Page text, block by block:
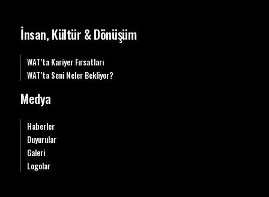
İnsan, Kültür & Dönüşüm
WAT’ta Kariyer Fırsatları
WAT’ta Seni Neler Bekliyor?
Medya
Haberler
Duyurular
Galeri
Logolar